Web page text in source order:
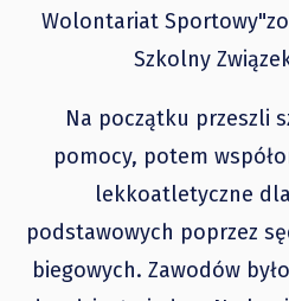
Wolontariat
Szkolny
Na początku przeszli
pomocy, potem
lekkoatletyczne
podstawowych poprzez
biegowych. Zawodów